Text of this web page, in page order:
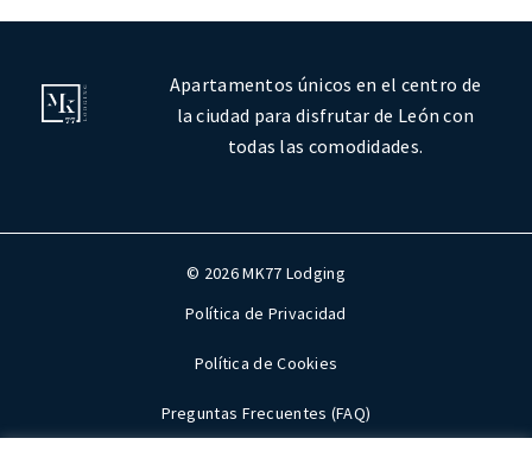
Apartamentos únicos en el centro de
la ciudad para disfrutar de León con
todas las comodidades.
© 2026 MK77 Lodging
Política de Privacidad
Política de Cookies
Preguntas Frecuentes (FAQ)